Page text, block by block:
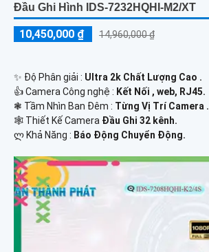
Đầu Ghi Hình IDS-7232HQHI-M2/XT
10,450,000 ₫ 14,960,000 ₫
✨ Độ Phân giải : Ultra 2k Chất Lượng Cao .
👍 Camera Công nghệ : Kết Nối , web, RJ45.
❃ Tầm Nhìn Ban Đêm : Từng Vị Trí Camera .
🕸️ Thiết Kế Camera Đầu Ghi 32 kênh.
️ლ Khả Năng : Báo Động Chuyển Động.